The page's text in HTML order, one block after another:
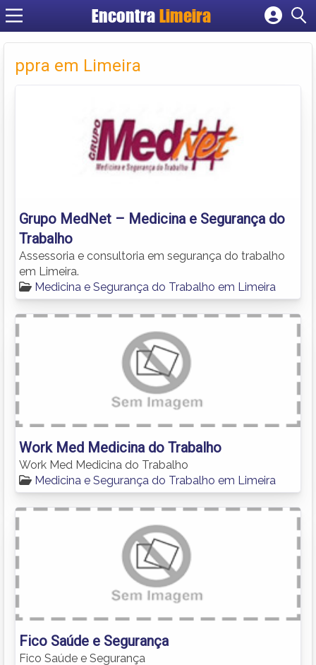
Encontra Limeira
Cadastrar empresa
ppra em Limeira
Grupo MedNet – Medicina e Segurança do
Trabalho
Assessoria e consultoria em segurança do trabalho
em Limeira.
Medicina e Segurança do Trabalho em Limeira
Work Med Medicina do Trabalho
Work Med Medicina do Trabalho
Medicina e Segurança do Trabalho em Limeira
Fico Saúde e Segurança
Fico Saúde e Segurança